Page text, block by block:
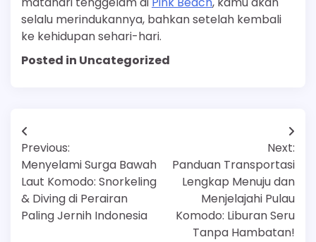
selalu merindukannya, bahkan setelah kembali
ke kehidupan sehari-hari.
Posted in Uncategorized
Post
navigation
Previous:
Menyelami Surga Bawah
Laut Komodo: Snorkeling
& Diving di Perairan
Paling Jernih Indonesia
Next:
Panduan Transportasi
Lengkap Menuju dan
Menjelajahi Pulau
Komodo: Liburan Seru
Tanpa Hambatan!